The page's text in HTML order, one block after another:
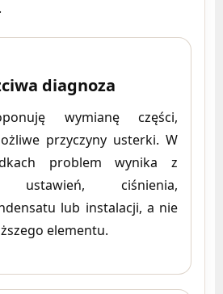
diagnoza
wymianę części,
przyczyny usterki. W
problem wynika z
ustawień, ciśnienia,
lub instalacji, a nie
elementu.